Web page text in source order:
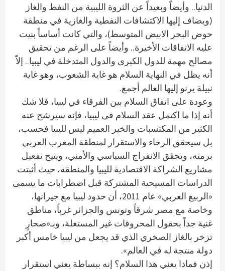
الدنيا.. وأيضاً وبعيداً عن الثروة الليبية من النفط والغاز
(ويضاف إليها الاكتشافات النفطية والغازية في منطقة
حوض البحر الابيض المتوسط)، والتي كانت أساساً بنيت
عليه الاتفاقات الأخيرة.. وأيضاً على الرغم من تحقيق
مصالح مهمة للدول الكبرى والدول المتدخلة في ليبيا.. إلاّ
أنه يظل في النهاية السلام هو غاية الشعوب، وهو غاية
نبيلة يرنو إليها العالم أجمع.
وعودة على اتفاق السلام بين الفرقاء في ليبيا، فلا شك
أنه إذا ما اكتمل عقد السلام في ليبيا، فإنه سيرشح عنه
الكثير من المكتسبات والخير العميم ليس لليبيا فحسب،
بل سيحقق الرخاء والاستقرار لمنطقة المغرب العربي
برمته، ويحقق الانفراج السياسي والأمني، ويتيح تفعيل
مشاريع الشراكة الاقتصادية لليبيا والمنطقة، حيث أثبتت
الدراسات المسيحية المشتركة قبل اضطرابات ما يسمى
«الربيع العربي» عام 2011، أن حدود ليبيا مع جيرانها،
وخاصة مع مصر شرقاً وتونس والجزائر غرباً، مناطق
غنية جداً بحقول المحروقات غير المستغلة، وبـ«صحارٍ
تزخر بالغاز الصخري الذي قد يجعل من ليبيا خامس أكبر
دولة منتجة له في العالم».
إذن فماذا يعني هذا السلام؟ إنه ببساطة يعني استقرار